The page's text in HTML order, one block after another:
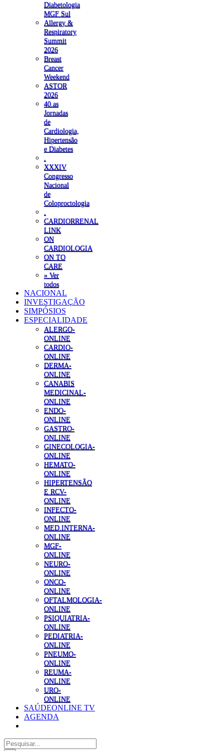
Diabetologia
MGF Sul
Allergy &
Respiratory
Summit
2026
Breast
Cancer
Weekend
ASTOR
2026
40.as
Jornadas
de
Cardiologia,
Hipertensão
e Diabetes
XXXIV
Congresso
Nacional
de
Coloproctologia
CARDIORRENAL
LINK
ON
CARDIOLOGIA
ON TO
CARE
» Ver
todos
NACIONAL
INVESTIGAÇÃO
SIMPÓSIOS
ESPECIALIDADE
ALERGO-
ONLINE
CARDIO-
ONLINE
DERMA-
ONLINE
CANABIS
MEDICINAL-
ONLINE
ENDO-
ONLINE
GASTRO-
ONLINE
GINECOLOGIA-
ONLINE
HEMATO-
ONLINE
HIPERTENSÃO
E RCV-
ONLINE
INFECTO-
ONLINE
MED.INTERNA-
ONLINE
MGF-
ONLINE
NEURO-
ONLINE
ONCO-
ONLINE
OFTALMOLOGIA-
ONLINE
PSIQUIATRIA-
ONLINE
PEDIATRIA-
ONLINE
PNEUMO-
ONLINE
REUMA-
ONLINE
URO-
ONLINE
SAÚDEONLINE TV
AGENDA
Pesquisar